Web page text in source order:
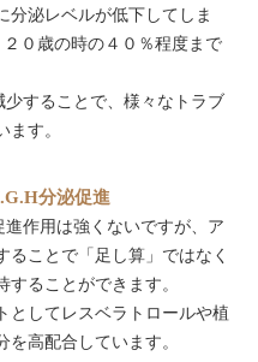
分泌レベルが低下してしま
０歳の時の４０％程度まで
することで、様々なトラブ
す。
分泌促進
作用は強くないですが、ア
ることで「足し算」ではなく
することができます。
としてレスベラトロールや植
高配合しています。